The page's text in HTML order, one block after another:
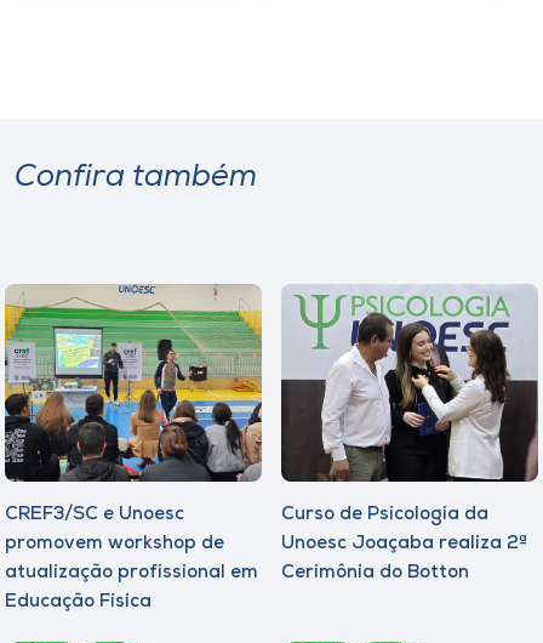
Confira também
CREF3/SC e Unoesc
promovem workshop de
atualização profissional em
Educação Física
Curso de Psicologia da
Unoesc Joaçaba realiza 2ª
Cerimônia do Botton